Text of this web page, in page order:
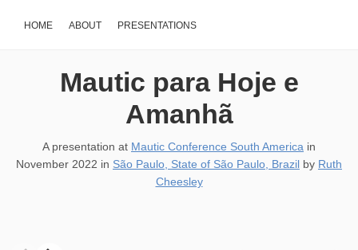
HOME ABOUT PRESENTATIONS
Mautic para Hoje e
Amanhã
A presentation at Mautic Conference South America in
November 2022 in São Paulo, State of São Paulo, Brazil by Ruth
Cheesley